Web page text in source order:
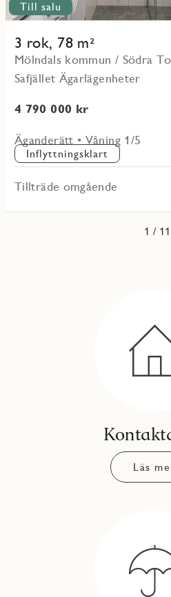
Till salu
3 rok, 78 m²
Mölndals kommun / Södra
Safjället Ägarlägenheter
4 790 000 kr
Äganderätt • Våning 1/5
Inflyttningsklart
Tillträde omgående
1
2
3
4
5
6
7
8
9
10
11 / 11
Läs